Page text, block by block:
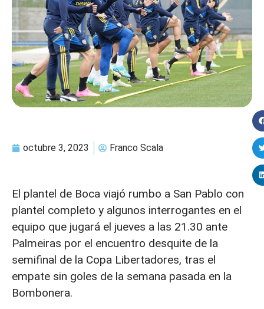
octubre 3, 2023 Franco Scala
El plantel de Boca viajó rumbo a San Pablo con
plantel completo y algunos interrogantes en el
equipo que jugará el jueves a las 21.30 ante
Palmeiras por el encuentro desquite de la
semifinal de la Copa Libertadores, tras el
empate sin goles de la semana pasada en la
Bombonera.